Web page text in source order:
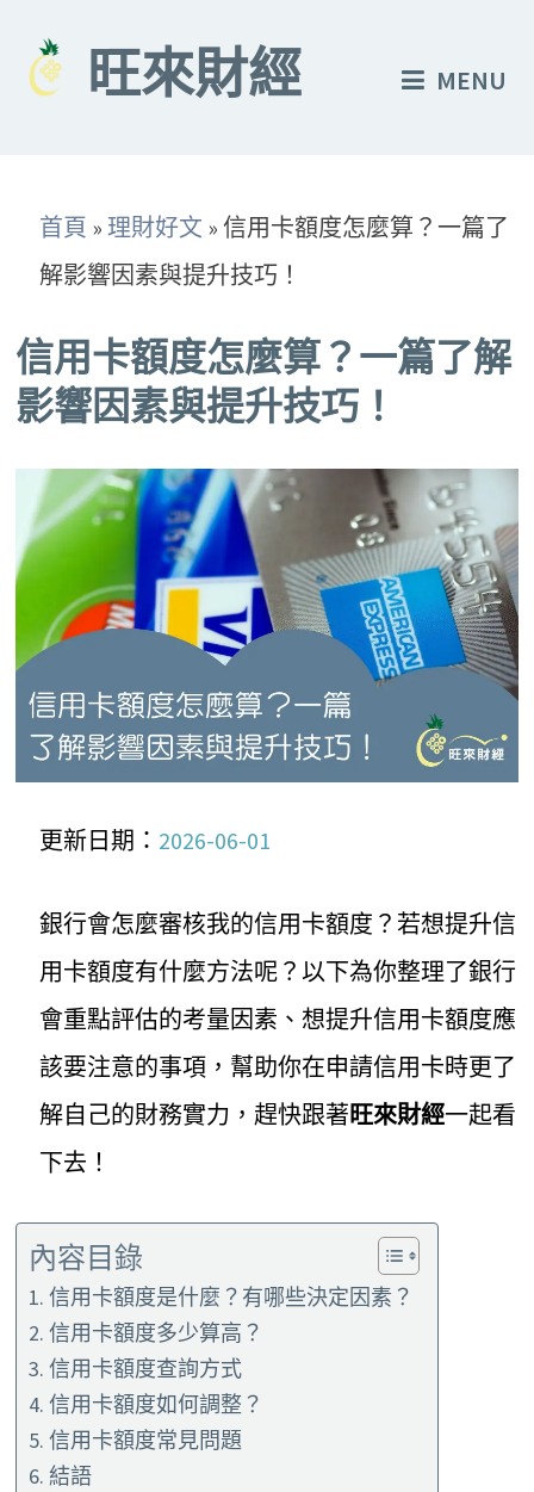
content
旺來財經 MENU
首頁 »理財好文 »信用卡額度怎麼算？一篇了
解影響因素與提升技巧！
信用卡額度怎麼算？一篇了解
影響因素與提升技巧！
更新日期： 2026-06-01
銀行會怎麼審核我的信用卡額度？若想提升信
用卡額度有什麼方法呢？以下為你整理了銀行
會重點評估的考量因素、想提升信用卡額度應
該要注意的事項，幫助你在申請信用卡時更了
解自己的財務實力，趕快跟著旺來財經一起看
下去！
內容目錄
信用卡額度是什麼？有哪些決定因素？
信用卡額度多少算高？
信用卡額度查詢方式
信用卡額度如何調整？
信用卡額度常見問題
結語